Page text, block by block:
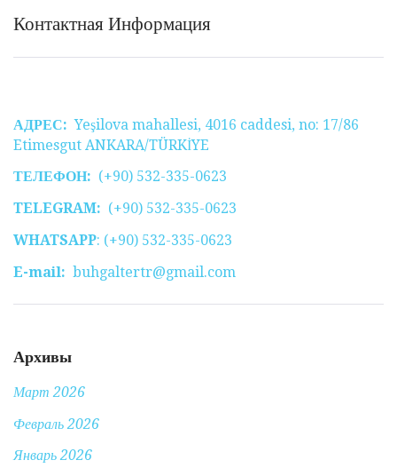
Контактная Информация
АДРЕС: Yeşilova mahallesi, 4016 caddesi, no: 17/86
Etimesgut ANKARA/TÜRKİYE
ТЕЛЕФОН: (+90) 532-335-0623
TELEGRAM: (+90) 532-335-0623
WHATSAPP: (+90) 532-335-0623
E-mail: buhgaltertr@gmail.com
Архивы
Март 2026
Февраль 2026
Январь 2026